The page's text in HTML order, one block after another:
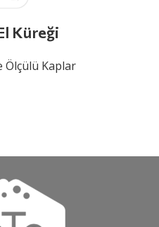
Küreği
Ölçülü Kaplar